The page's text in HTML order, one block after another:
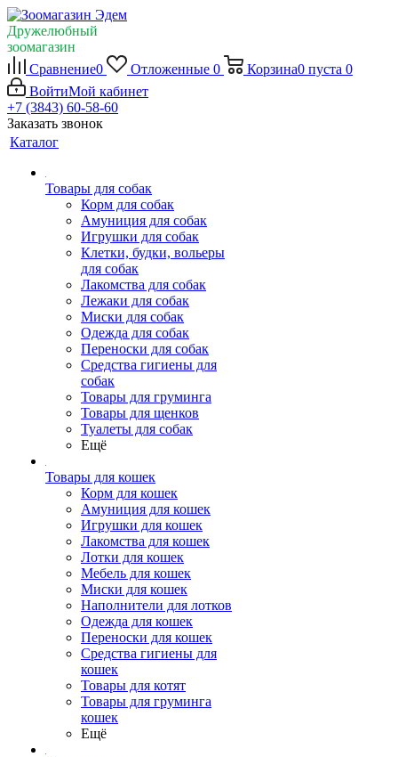
Дружелюбный
зоомагазин
Сравнение0 Отложенные 0 Корзина0 пуста 0
ВойтиМой кабинет
+7 (3843) 60-58-60
Заказать звонок
Каталог
Товары для собак
Корм для собак
Амуниция для собак
Игрушки для собак
Клетки, будки, вольеры
для собак
Лакомства для собак
Лежаки для собак
Миски для собак
Одежда для собак
Переноски для собак
Средства гигиены для
собак
Товары для груминга
Товары для щенков
Туалеты для собак
Ещё
Товары для кошек
Корм для кошек
Амуниция для кошек
Игрушки для кошек
Лакомства для кошек
Лотки для кошек
Мебель для кошек
Миски для кошек
Наполнители для лотков
Одежда для кошек
Переноски для кошек
Средства гигиены для
кошек
Товары для котят
Товары для груминга
кошек
Ещё